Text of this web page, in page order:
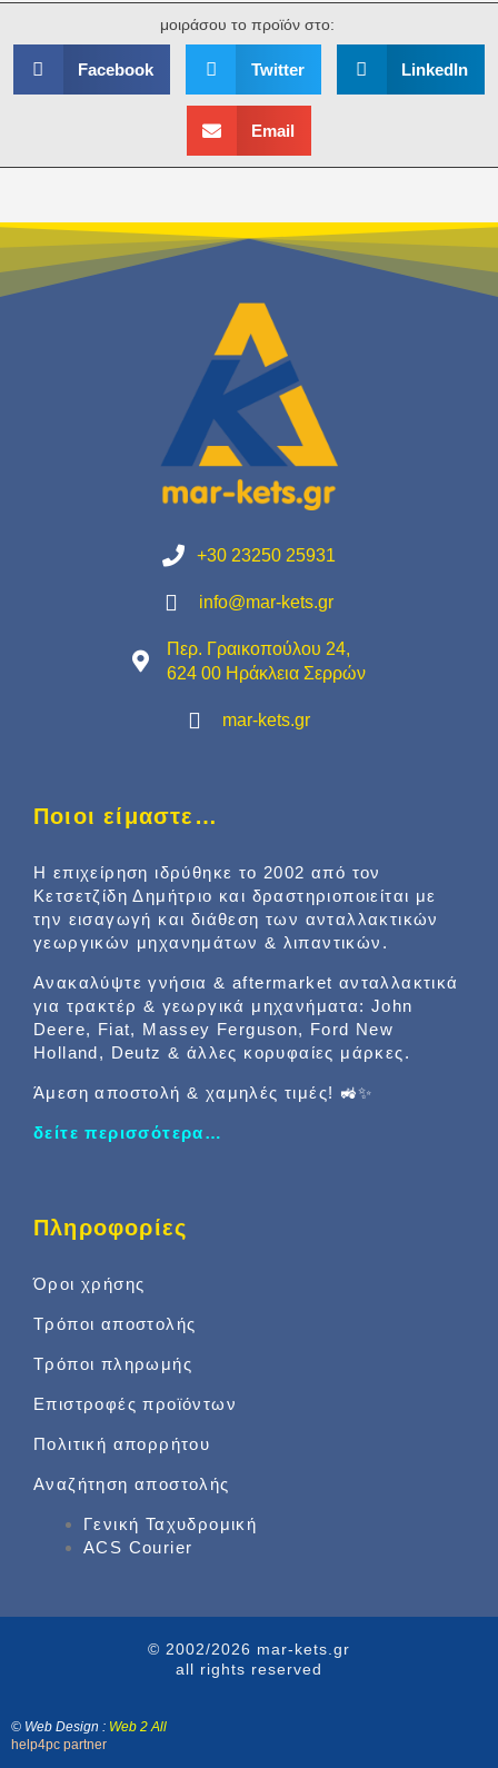
μοιράσου το προϊόν στο:
Facebook Twitter LinkedIn
Email
+30 23250 25931
info@mar-kets.gr
Περ. Γραικοπούλου 24,
624 00 Ηράκλεια Σερρών
mar-kets.gr
Ποιοι είμαστε…
Η επιχείρηση ιδρύθηκε το 2002 από τον
Κετσετζίδη Δημήτριο και δραστηριοποιείται με
την εισαγωγή και διάθεση των ανταλλακτικών
γεωργικών μηχανημάτων & λιπαντικών.
Ανακαλύψτε γνήσια & aftermarket ανταλλακτικά
για τρακτέρ & γεωργικά μηχανήματα: John
Deere, Fiat, Massey Ferguson, Ford New
Holland, Deutz & άλλες κορυφαίες μάρκες.
Άμεση αποστολή & χαμηλές τιμές! 🚜✨
δείτε περισσότερα…
Πληροφορίες
Όροι χρήσης
Τρόποι αποστολής
Τρόποι πληρωμής
Επιστροφές προϊόντων
Πολιτική απορρήτου
Αναζήτηση αποστολής
Γενική Ταχυδρομική
ACS Courier
© 2002/2026 mar-kets.gr
all rights reserved
© Web Design : Web 2 All
help4pc partner